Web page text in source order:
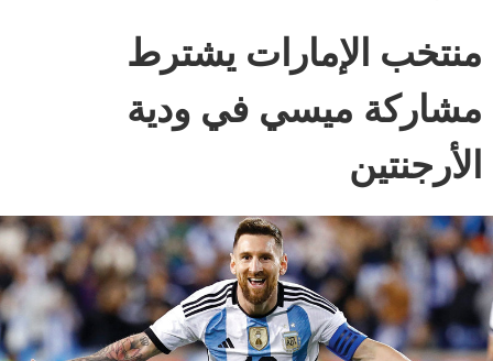
منتخب الإمارات يشترط
مشاركة ميسي في ودية
الأرجنتين